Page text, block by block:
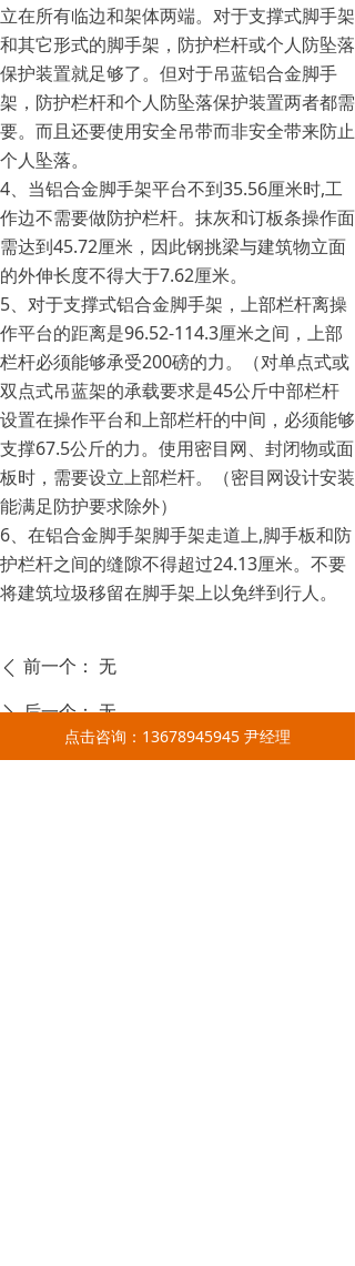
立在所有临边和架体两端。对于支撑式脚手架
和其它形式的脚手架，防护栏杆或个人防坠落
保护装置就足够了。但对于吊蓝铝合金脚手
架，防护栏杆和个人防坠落保护装置两者都需
要。而且还要使用安全吊带而非安全带来防止
个人坠落。
4、当铝合金脚手架平台不到35.56厘米时,工
作边不需要做防护栏杆。抹灰和订板条操作面
需达到45.72厘米，因此钢挑梁与建筑物立面
的外伸长度不得大于7.62厘米。
5、对于支撑式铝合金脚手架，上部栏杆离操
作平台的距离是96.52-114.3厘米之间，上部
栏杆必须能够承受200磅的力。（对单点式或
双点式吊蓝架的承载要求是45公斤中部栏杆
设置在操作平台和上部栏杆的中间，必须能够
支撑67.5公斤的力。使用密目网、封闭物或面
板时，需要设立上部栏杆。（密目网设计安装
能满足防护要求除外）
6、在铝合金脚手架脚手架走道上,脚手板和防
护栏杆之间的缝隙不得超过24.13厘米。不要
将建筑垃圾移留在脚手架上以免绊到行人。
ꄴ 前一个： 无
ꄲ 后一个：无
点击咨询：13678945945 尹经理